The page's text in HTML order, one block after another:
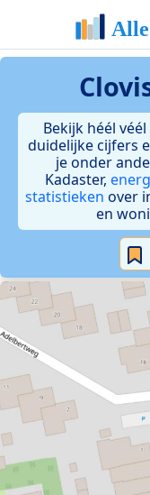
Bekijk héél
duidelijke cijfers
je onder
Kadaster,
statistieken over
en